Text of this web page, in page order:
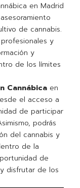
en Madrid
de cannabis.
y
y
de los límites
Cannábica en
el acceso a
de participar
podrás
del cannabis y
de la
de
disfrutar de los